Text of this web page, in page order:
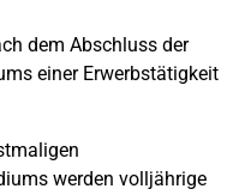
dem Abschluss der
einer Erwerbstätigkeit
werden volljährige